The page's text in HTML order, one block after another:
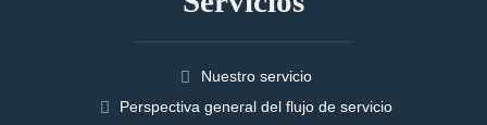
Nuestro servicio
Perspectiva general del flujo de servicio